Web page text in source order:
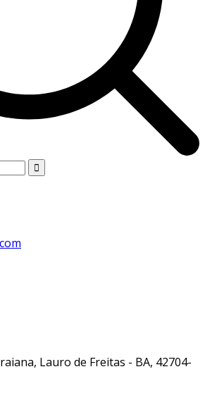
Lauro de Freitas - BA, 42704-